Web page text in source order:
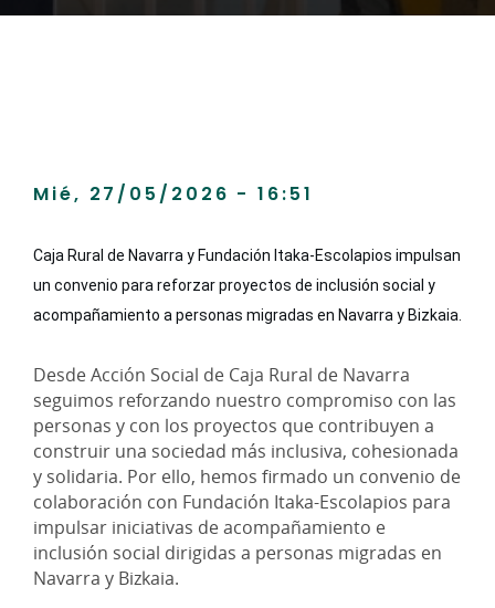
Mié, 27/05/2026 - 16:51
Caja Rural de Navarra y Fundación Itaka-Escolapios impulsan
un convenio para reforzar proyectos de inclusión social y
acompañamiento a personas migradas en Navarra y Bizkaia.
Desde Acción Social de Caja Rural de Navarra
seguimos reforzando nuestro compromiso con las
personas y con los proyectos que contribuyen a
construir una sociedad más inclusiva, cohesionada
y solidaria. Por ello, hemos firmado un convenio de
colaboración con Fundación Itaka-Escolapios para
impulsar iniciativas de acompañamiento e
inclusión social dirigidas a personas migradas en
Navarra y Bizkaia.